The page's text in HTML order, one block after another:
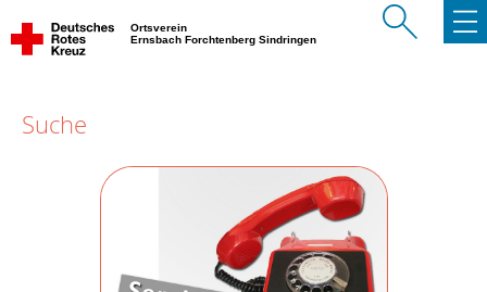
Ortsverein
Ernsbach Forchtenberg Sindringen
Suche